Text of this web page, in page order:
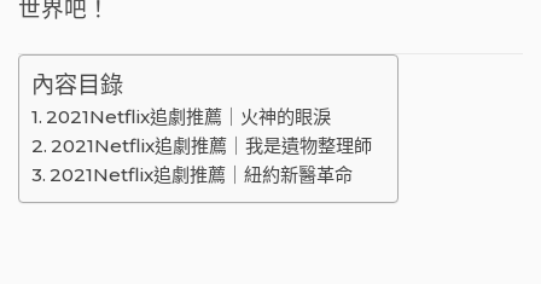
世界吧！
內容目錄
2021Netflix追劇推薦｜火神的眼淚
2021Netflix追劇推薦｜我是遺物整理師
2021Netflix追劇推薦｜紐約新醫革命